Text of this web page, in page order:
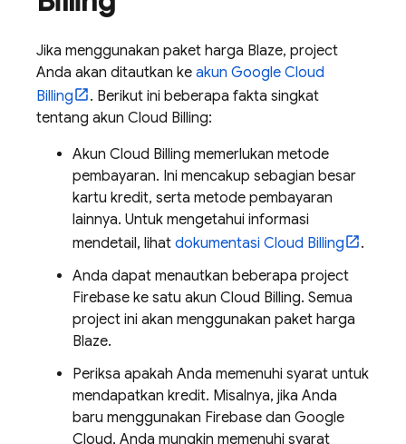
Jika menggunakan paket harga Blaze, project
Anda akan ditautkan ke akun Google Cloud
Billing
. Berikut ini beberapa fakta singkat
tentang akun Cloud Billing:
Akun Cloud Billing memerlukan metode
pembayaran. Ini mencakup sebagian besar
kartu kredit, serta metode pembayaran
lainnya. Untuk mengetahui informasi
mendetail, lihat dokumentasi Cloud Billing
.
Anda dapat menautkan beberapa project
Firebase ke satu akun Cloud Billing. Semua
project ini akan menggunakan paket harga
Blaze.
Periksa apakah Anda memenuhi syarat untuk
mendapatkan kredit. Misalnya, jika Anda
baru menggunakan Firebase dan Google
Cloud, Anda mungkin memenuhi syarat